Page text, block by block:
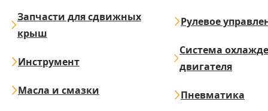
Запчасти для сдвижных
крыш
Инструмент
Масла и смазки
Рулевое
Система
двигателя
Пневматика